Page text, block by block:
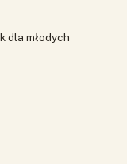
dla młodych